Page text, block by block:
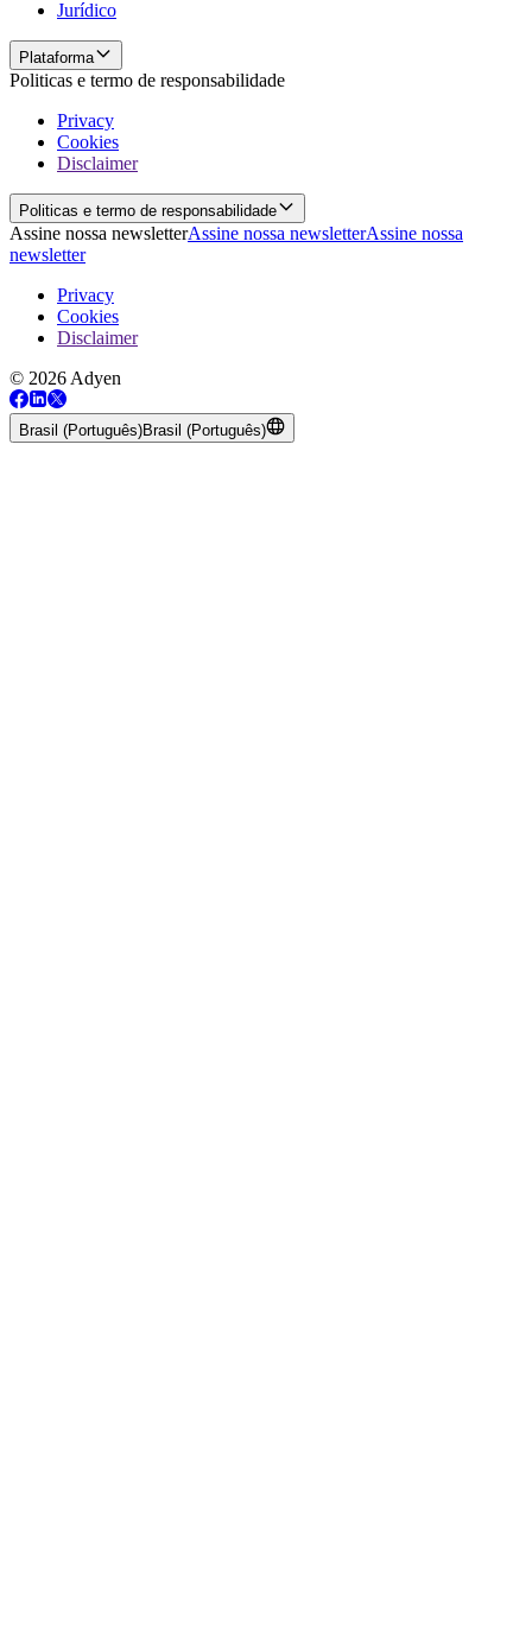
Jurídico
Plataforma
Politicas e termo de responsabilidade
Privacy
Cookies
Disclaimer
Politicas e termo de responsabilidade
Assine nossa newsletterAssine nossa newsletterAssine nossa
newsletter
Privacy
Cookies
Disclaimer
© 2026 Adyen
Brasil (Português)Brasil (Português)